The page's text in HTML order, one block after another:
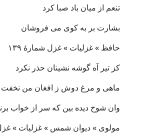
تنعم از میان باد صبا کرد
بشارت بر به کوی می فروشان
حافظ » غزلیات » غزل شمارهٔ ۱۳۹
کز تیر آه گوشه نشینان حذر نکرد
ماهی و مرغ دوش ز افغان من نخفت
وان شوخ دیده بین که سر از خواب
مولوی » دیوان شمس » غزلیات »